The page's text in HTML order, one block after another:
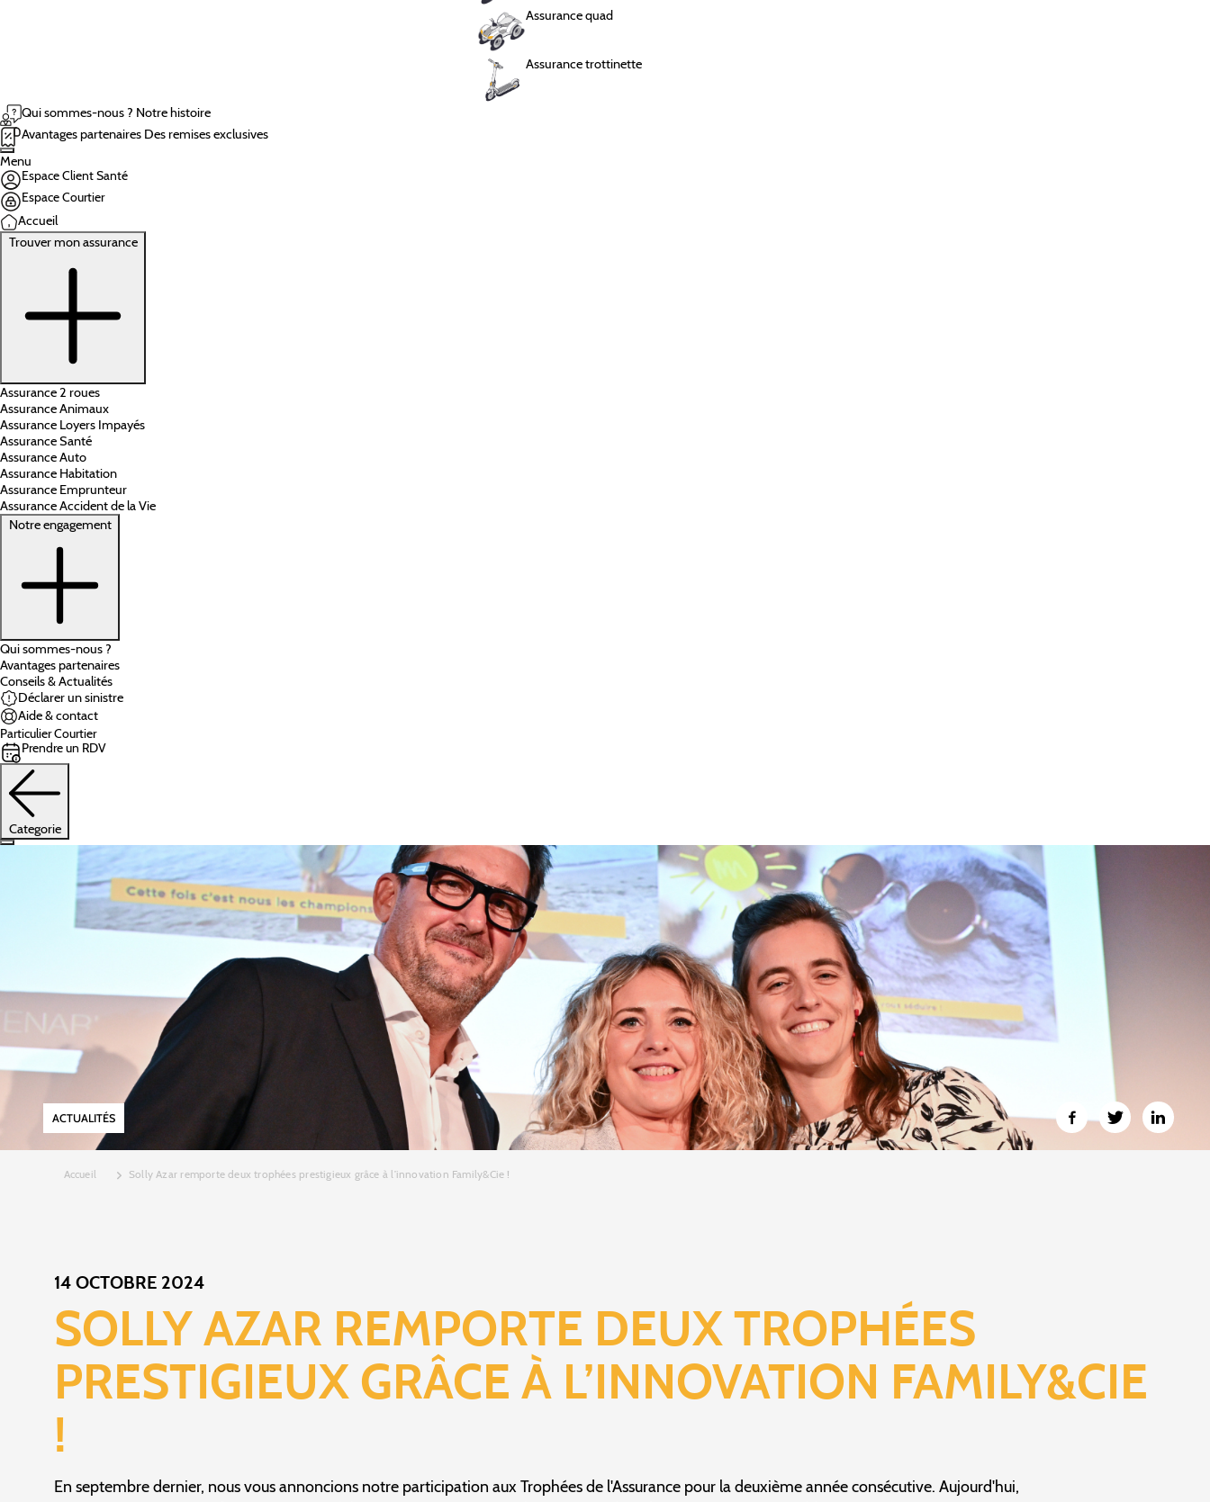
Assurance quad
Assurance trottinette
Assurance chaton
Chauffeur VTC
Qui sommes-nous ? Notre histoire
Avantages partenaires Des remises exclusives
Menu
Espace Client Santé
Espace Courtier
Accueil
Trouver mon assurance
Assurance 2 roues
Assurance Animaux
Assurance Loyers Impayés
Assurance Santé
Assurance Auto
Assurance Habitation
Assurance Emprunteur
Assurance Accident de la Vie
Notre engagement
Qui sommes-nous ?
Avantages partenaires
Conseils & Actualités
Déclarer un sinistre
Aide & contact
ParticulierCourtier
Prendre un RDV
Categorie
ACTUALITÉS
Accueil Solly Azar remporte deux trophées prestigieux grâce à l’innovation Family&Cie !
14 OCTOBRE 2024
SOLLY AZAR REMPORTE DEUX TROPHÉES
PRESTIGIEUX GRÂCE À L’INNOVATION FAMILY&CIE
!
En septembre dernier, nous vous annoncions notre participation aux Trophées de l'Assurance pour la deuxième année consécutive. Aujourd'hui,